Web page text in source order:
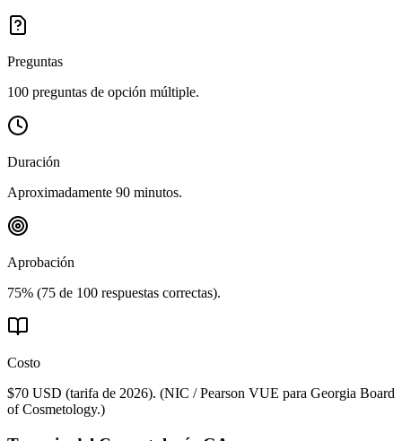
Preguntas
100 preguntas de opción múltiple.
Duración
Aproximadamente 90 minutos.
Aprobación
75% (75 de 100 respuestas correctas).
Costo
$70 USD (tarifa de 2026). (NIC / Pearson VUE para Georgia Board
of Cosmetology.)